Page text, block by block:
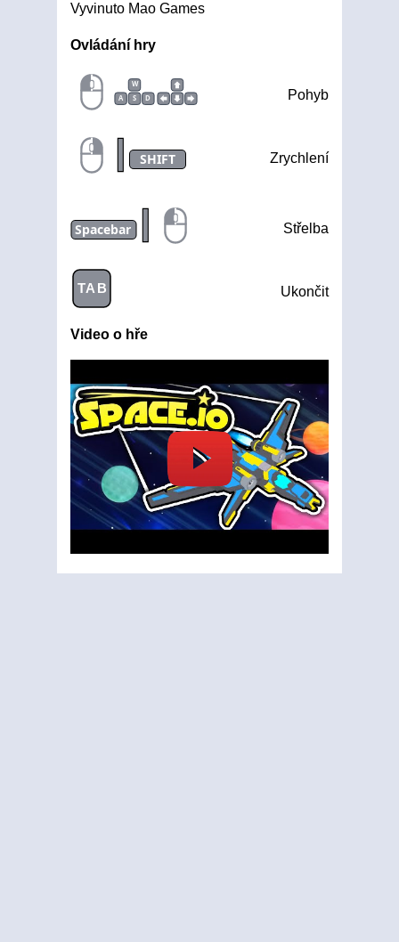
Vyvinuto Mao Games
Ovládání hry
W
A
S D Pohyb
| SHIFT Zrychlení
Spacebar | Střelba
TAB Ukončit
Video o hře